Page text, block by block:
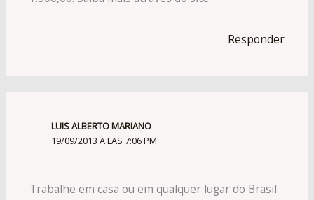
Responder
LUIS ALBERTO MARIANO
19/09/2013 A LAS 7:06 PM
Trabalhe em casa ou em qualquer lugar do Brasil